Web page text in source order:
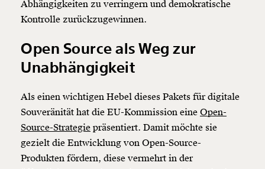
Abhängigkeiten zu verringern und demokratische
Kontrolle zurückzugewinnen.
Open Source als Weg zur
Unabhängigkeit
Als einen wichtigen Hebel dieses Pakets für digitale
Souveränität hat die EU-Kommission eine Open-
Source-Strategie präsentiert. Damit möchte sie
gezielt die Entwicklung von Open-Source-
Produkten fördern, diese vermehrt in der